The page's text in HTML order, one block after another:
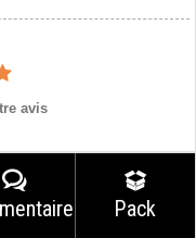
avis
Pack